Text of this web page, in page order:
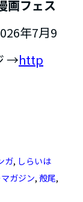
画フェス
年7月9
→http
ガ, しらいは
ガジン, 殻尾,